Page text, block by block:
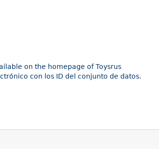
on the homepage of Toysrus
con los ID del conjunto de datos.